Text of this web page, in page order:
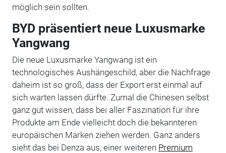
möglich sein sollten.
BYD präsentiert neue Luxusmarke
Yangwang
Die neue Luxusmarke Yangwang ist ein
technologisches Aushängeschild, aber die Nachfrage
daheim ist so groß, dass der Export erst einmal auf
sich warten lassen dürfte. Zumal die Chinesen selbst
ganz gut wissen, dass bei aller Faszination für ihre
Produkte am Ende vielleicht doch die bekannteren
europäischen Marken ziehen werden. Ganz anders
sieht das bei Denza aus, einer weiteren Premium